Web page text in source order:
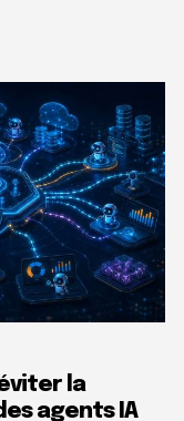
la
agents IA